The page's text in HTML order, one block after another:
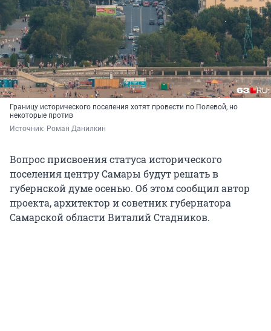
Границу исторического поселения хотят провести по Полевой, но
некоторые против
Источник: Роман Данилкин
Вопрос присвоения статуса исторического
поселения центру Самары будут решать в
губернской думе осенью. Об этом сообщил автор
проекта, архитектор и советник губернатора
Самарской области Виталий Стадников.